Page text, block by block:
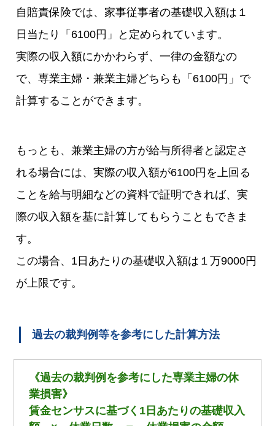
自賠責保険では、家事従事者の基礎収入額は１
日当たり「6100円」と定められています。
実際の収入額にかかわらず、一律の金額なの
で、専業主婦・兼業主婦どちらも「6100円」で
計算することができます。
もっとも、兼業主婦の方が給与所得者と認定さ
れる場合には、実際の収入額が6100円を上回る
ことを給与明細などの資料で証明できれば、実
際の収入額を基に計算してもらうこともできま
す。
この場合、1日あたりの基礎収入額は１万9000円
が上限です。
過去の裁判例等を参考にした計算方法
《過去の裁判例を参考にした専業主婦の休
業損害》
賃金センサスに基づく1日あたりの基礎収入